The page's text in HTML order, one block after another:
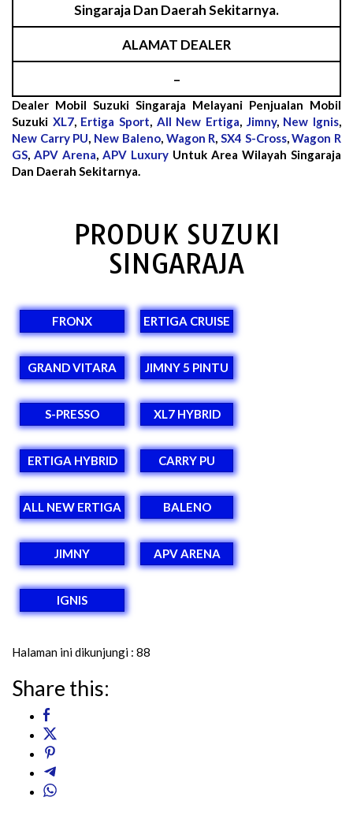
Singaraja Dan Daerah Sekitarnya.
ALAMAT DEALER
–
Dealer Mobil Suzuki Singaraja Melayani Penjualan Mobil
Suzuki XL7, Ertiga Sport, All New Ertiga, Jimny, New Ignis,
New Carry PU, New Baleno, Wagon R, SX4 S-Cross,Wagon R
GS, APV Arena, APV Luxury Untuk Area Wilayah Singaraja
Dan Daerah Sekitarnya.
PRODUK SUZUKI
SINGARAJA
FRONX ERTIGA CRUISE
GRAND VITARA JIMNY 5 PINTU
S-PRESSO XL7 HYBRID
ERTIGA HYBRID CARRY PU
ALL NEW ERTIGA BALENO
JIMNY APV ARENA
IGNIS
Halaman ini dikunjungi : 88
Share this: